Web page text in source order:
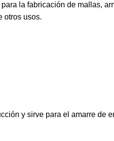
la fabricación de mallas,
otros usos.
y sirve para el amarre de